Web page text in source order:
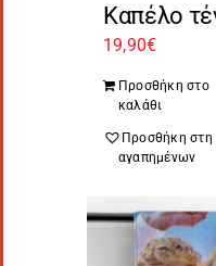
Καπέλο
19,90€
Προσθήκη στο
καλάθι
Προσθήκη στη
αγαπημένων